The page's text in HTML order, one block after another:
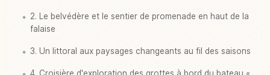
2. Le belvédère et le sentier de promenade en haut de la
falaise
3. Un littoral aux paysages changeants au fil des saisons